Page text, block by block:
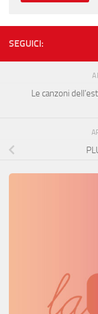
SEGUICI:
Le canzoni